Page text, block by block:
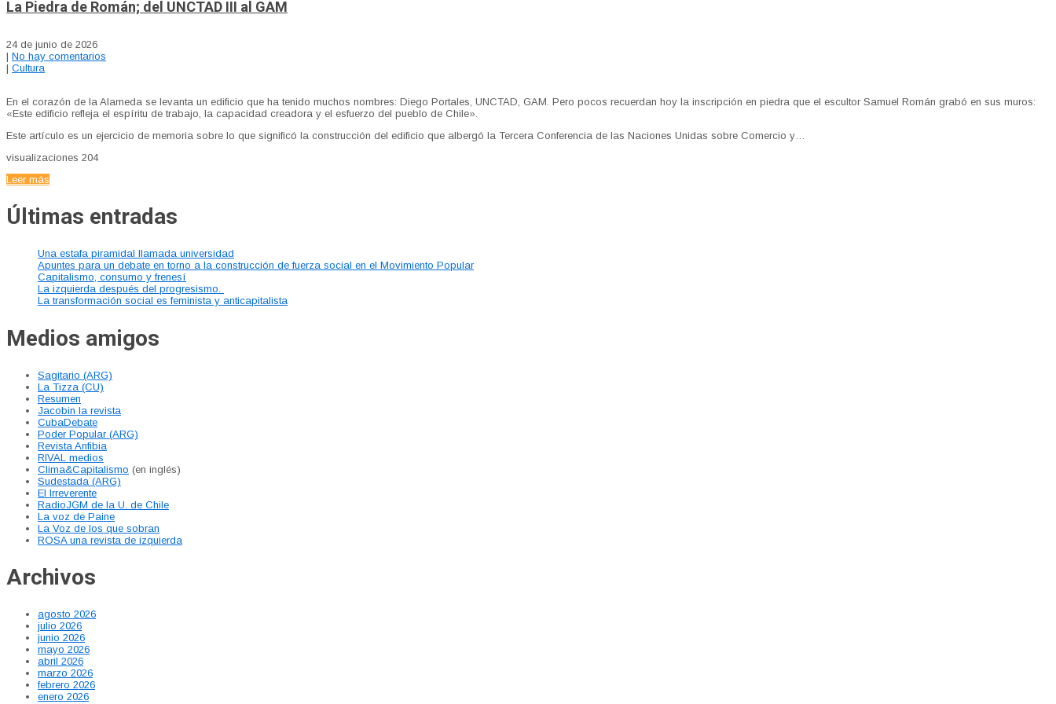
La Piedra de Román; del UNCTAD III al GAM
24 de junio de 2026
| No hay comentarios
| Cultura
En el corazón de la Alameda se levanta un edificio que ha tenido muchos nombres: Diego Portales, UNCTAD, GAM. Pero pocos recuerdan hoy la inscripción en piedra que el escultor Samuel Román grabó en sus muros:
«Este edificio refleja el espíritu de trabajo, la capacidad creadora y el esfuerzo del pueblo de Chile».
Este artículo es un ejercicio de memoria sobre lo que significó la construcción del edificio que albergó la Tercera Conferencia de las Naciones Unidas sobre Comercio y…
visualizaciones 204
Leer más
Últimas entradas
Una estafa piramidal llamada universidad
Apuntes para un debate en torno a la construcción de fuerza social en el Movimiento Popular
Capitalismo, consumo y frenesí
La izquierda después del progresismo.
La transformación social es feminista y anticapitalista
Medios amigos
Sagitario (ARG)
La Tizza (CU)
Resumen
Jacobin la revista
CubaDebate
Poder Popular (ARG)
Revista Anfibia
RIVAL medios
Clima&Capitalismo (en inglés)
Sudestada (ARG)
El Irreverente
RadioJGM de la U. de Chile
La voz de Paine
La Voz de los que sobran
ROSA una revista de izquierda
Archivos
agosto 2026
julio 2026
junio 2026
mayo 2026
abril 2026
marzo 2026
febrero 2026
enero 2026